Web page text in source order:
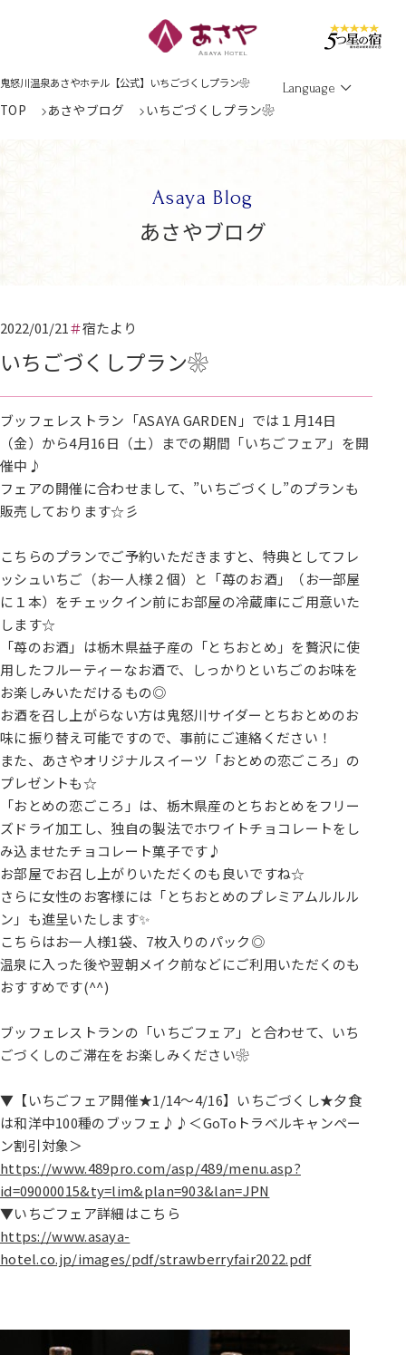
鬼怒川温泉あさやホテル【公式】いちごづくしプラン❀ Language
TOP あさやブログ いちごづくしプラン❀
Asaya Blog
あさやブログ
2022/01/21 宿たより
いちごづくしプラン❀
ブッフェレストラン「ASAYA GARDEN」では１月14日
（金）から4月16日（土）までの期間「いちごフェア」を開
催中♪
フェアの開催に合わせまして、”いちごづくし”のプランも
販売しております☆彡
こちらのプランでご予約いただきますと、特典としてフレ
ッシュいちご（お一人様２個）と「苺のお酒」（お一部屋
に１本）をチェックイン前にお部屋の冷蔵庫にご用意いた
します☆
「苺のお酒」は栃木県益子産の「とちおとめ」を贅沢に使
用したフルーティーなお酒で、しっかりといちごのお味を
お楽しみいただけるもの◎
お酒を召し上がらない方は鬼怒川サイダーとちおとめのお
味に振り替え可能ですので、事前にご連絡ください！
また、あさやオリジナルスイーツ「おとめの恋ごころ」の
プレゼントも☆
「おとめの恋ごころ」は、栃木県産のとちおとめをフリー
ズドライ加工し、独自の製法でホワイトチョコレートをし
み込ませたチョコレート菓子です♪
お部屋でお召し上がりいただくのも良いですね☆
さらに女性のお客様には「とちおとめのプレミアムルルル
ン」も進呈いたします✨
こちらはお一人様1袋、7枚入りのパック◎
温泉に入った後や翌朝メイク前などにご利用いただくのも
おすすめです(^^)
ブッフェレストランの「いちごフェア」と合わせて、いち
ごづくしのご滞在をお楽しみください❀
▼【いちごフェア開催★1/14～4/16】いちごづくし★夕食
は和洋中100種のブッフェ♪♪＜GoToトラベルキャンペー
ン割引対象＞
https://www.489pro.com/asp/489/menu.asp?
id=09000015&ty=lim&plan=903&lan=JPN
▼いちごフェア詳細はこちら
https://www.asaya-
hotel.co.jp/images/pdf/strawberryfair2022.pdf